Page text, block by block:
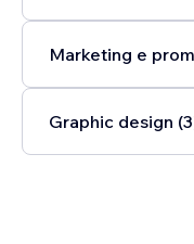
Marketing e
Graphic design